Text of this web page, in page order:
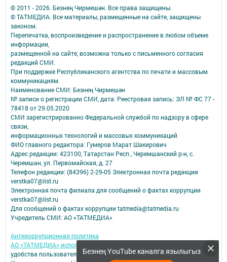
Безнең YouTube каналга язылыгыз
© 2011 - 2026. Безнең Чирмешән. Все права защищены.
© ТАТМЕДИА. Все материалы, размещенные на сайте, защищены
законом.
Перепечатка, воспроизведение и распространение в любом объеме
информации,
размещенной на сайте, возможна только с письменного согласия
редакций СМИ.
При поддержке Республиканского агентства по печати и массовым
коммуникациям.
Наименование СМИ: Безнең Чирмешән
№ записи о регистрации СМИ, дата: Реестровая запись: ЭЛ № ФС 77 -
78418 от 29.05.2020
СМИ зарегистрированно Федеральной службой по надзору в сфере
связи,
информационных технологий и массовых коммуникаций
ФИО главного редактора: Гумеров Марат Шакирович
Адрес редакции: 423100, Татарстан Респ., Черемшанский р-н, с.
Черемшан, ул. Первомайская, д. 27
Телефон редакции: (84396) 2-29-05 Электронная почта редакции
verstka07@list.ru
Электронная почта филиала для сообщений о фактах коррупции
verstka07@list.ru
Для сообщений о фактах коррупции tatmedia@tatmedia.ru
Учредитель СМИ: АО «ТАТМЕДИА»
Антикоррупционная политика
АО «ТАТМЕДИА» использует «cookie»
для персонализации сервисов и
удобства пользователей сайтом.